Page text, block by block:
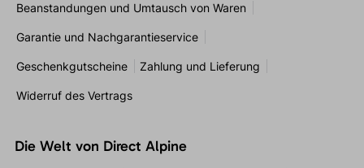
Beanstandungen und Umtausch von Waren
Garantie und Nachgarantieservice
Geschenkgutscheine Zahlung und Lieferung
Widerruf des Vertrags
Die Welt von Direct Alpine